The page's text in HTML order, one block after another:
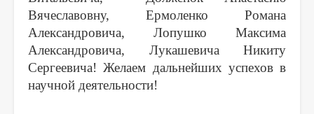
Вячеславовну, Ермоленко Романа
Александровича, Лопушко Максима
Александровича, Лукашевича Никиту
Сергеевича! Желаем дальнейших успехов в
научной деятельности!